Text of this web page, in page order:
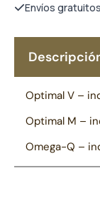
Envíos gratuitos
Optimal V –
Optimal M –
Omega-Q –